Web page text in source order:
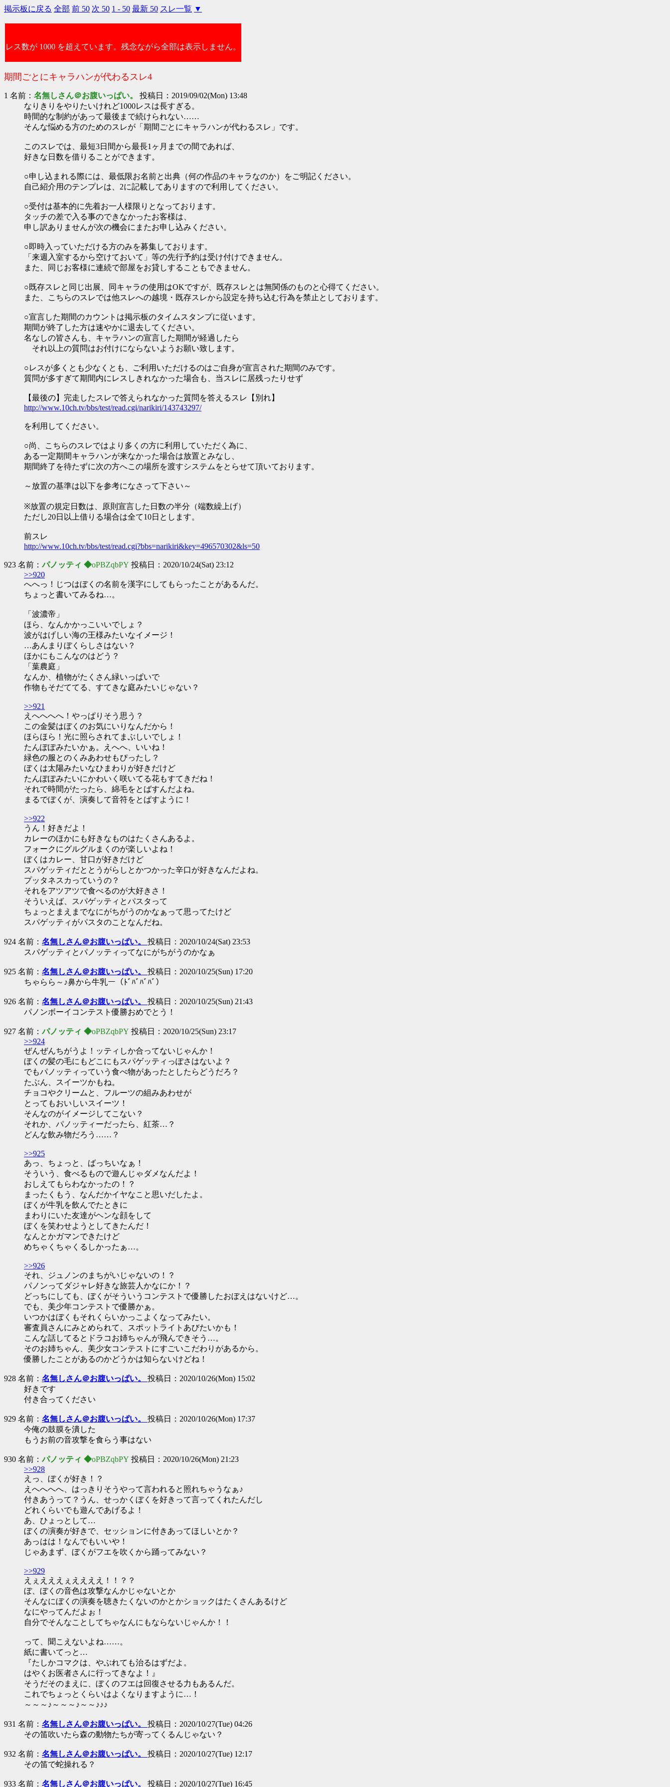
掲示板に戻る 全部 前 50 次 50 1 - 50 最新 50 スレ一覧 ▼
レス数が 1000 を超えています。残念ながら全部は表示しません。
期間ごとにキャラハンが代わるスレ4
1 名前： 名無しさん＠お腹いっぱい。 投稿日：2019/09/02(Mon) 13:48
なりきりをやりたいけれど1000レスは長すぎる。
時間的な制約があって最後まで続けられない……
そんな悩める方のためのスレが「期間ごとにキャラハンが代わるスレ」です。
このスレでは、最短3日間から最長1ヶ月までの間であれば、
好きな日数を借りることができます。
○申し込まれる際には、最低限お名前と出典（何の作品のキャラなのか）をご明記ください。
自己紹介用のテンプレは、2に記載してありますので利用してください。
○受付は基本的に先着お一人様限りとなっております。
タッチの差で入る事のできなかったお客様は、
申し訳ありませんが次の機会にまたお申し込みください。
○即時入っていただける方のみを募集しております。
「来週入室するから空けておいて」等の先行予約は受け付けできません。
また、同じお客様に連続で部屋をお貸しすることもできません。
○既存スレと同じ出展、同キャラの使用はOKですが、既存スレとは無関係のものと心得てください。
また、こちらのスレでは他スレへの越境・既存スレから設定を持ち込む行為を禁止としております。
○宣言した期間のカウントは掲示板のタイムスタンプに従います。
期間が終了した方は速やかに退去してください。
名なしの皆さんも、キャラハンの宣言した期間が経過したら
それ以上の質問はお付けにならないようお願い致します。
○レスが多くとも少なくとも、ご利用いただけるのはご自身が宣言された期間のみです。
質問が多すぎて期間内にレスしきれなかった場合も、当スレに居残ったりせず
【最後の】完走したスレで答えられなかった質問を答えるスレ【別れ】
http://www.10ch.tv/bbs/test/read.cgi/narikiri/143743297/
を利用してください。
○尚、こちらのスレではより多くの方に利用していただく為に、
ある一定期間キャラハンが来なかった場合は放置とみなし、
期間終了を待たずに次の方へこの場所を渡すシステムをとらせて頂いております。
～放置の基準は以下を参考になさって下さい～
※放置の規定日数は、原則宣言した日数の半分（端数繰上げ）
ただし20日以上借りる場合は全て10日とします。
前スレ
http://www.10ch.tv/bbs/test/read.cgi?bbs=narikiri&key=496570302&ls=50
923 名前：パノッティ ◆oPBZqbPY 投稿日：2020/10/24(Sat) 23:12
>>920
へへっ！じつはぼくの名前を漢字にしてもらったことがあるんだ。
ちょっと書いてみるね…。
「波濃帝」
ほら、なんかかっこいいでしょ？
波がはげしい海の王様みたいなイメージ！
…あんまりぼくらしさはない？
ほかにもこんなのはどう？
「葉農庭」
なんか、植物がたくさん緑いっぱいで
作物もそだててる、すてきな庭みたいじゃない？
>>921
えへへへへ！やっぱりそう思う？
この金髪はぼくのお気にいりなんだから！
ほらほら！光に照らされてまぶしいでしょ！
たんぽぽみたいかぁ。えへへ、いいね！
緑色の服とのくみあわせもぴったし？
ぼくは太陽みたいなひまわりが好きだけど
たんぽぽみたいにかわいく咲いてる花もすてきだね！
それで時間がたったら、綿毛をとばすんだよね。
まるでぼくが、演奏して音符をとばすように！
>>922
うん！好きだよ！
カレーのほかにも好きなものはたくさんあるよ。
フォークにグルグルまくのが楽しいよね！
ぼくはカレー、甘口が好きだけど
スパゲッティだととうがらしとかつかった辛口が好きなんだよね。
プッタネスカっていうの？
それをアツアツで食べるのが大好きさ！
そういえば、スパゲッティとパスタって
ちょっとまえまでなにがちがうのかなぁって思ってたけど
スパゲッティがパスタのことなんだね。
924 名前： 名無しさん＠お腹いっぱい。 投稿日：2020/10/24(Sat) 23:53
スパゲッティとパノッティってなにがちがうのかなぁ
925 名前： 名無しさん＠お腹いっぱい。 投稿日：2020/10/25(Sun) 17:20
ちゃらら～♪鼻から牛乳ー（ﾄﾞﾊﾞﾊﾞﾊﾞ）
926 名前： 名無しさん＠お腹いっぱい。 投稿日：2020/10/25(Sun) 21:43
パノンボーイコンテスト優勝おめでとう！
927 名前：パノッティ ◆oPBZqbPY 投稿日：2020/10/25(Sun) 23:17
>>924
ぜんぜんちがうよ！ッティしか合ってないじゃんか！
ぼくの髪の毛にもどこにもスパゲッティっぽさはないよ？
でもパノッティっていう食べ物があったとしたらどうだろ？
たぶん、スイーツかもね。
チョコやクリームと、フルーツの組みあわせが
とってもおいしいスイーツ！
そんなのがイメージしてこない？
それか、パノッティーだったら、紅茶…？
どんな飲み物だろう……？
>>925
あっ、ちょっと、ばっちいなぁ！
そういう、食べるもので遊んじゃダメなんだよ！
おしえてもらわなかったの！？
まったくもう、なんだかイヤなこと思いだしたよ。
ぼくが牛乳を飲んでたときに
まわりにいた友達がヘンな顔をして
ぼくを笑わせようとしてきたんだ！
なんとかガマンできたけど
めちゃくちゃくるしかったぁ…。
>>926
それ、ジュノンのまちがいじゃないの！？
パノンってダジャレ好きな旅芸人かなにか！？
どっちにしても、ぼくがそういうコンテストで優勝したおぼえはないけど…。
でも、美少年コンテストで優勝かぁ。
いつかはぼくもそれくらいかっこよくなってみたい。
審査員さんにみとめられて、スポットライトあびたいかも！
こんな話してるとドラコお姉ちゃんが飛んできそう…。
そのお姉ちゃん、美少女コンテストにすごいこだわりがあるから。
優勝したことがあるのかどうかは知らないけどね！
928 名前： 名無しさん＠お腹いっぱい。 投稿日：2020/10/26(Mon) 15:02
好きです
付き合ってください
929 名前： 名無しさん＠お腹いっぱい。 投稿日：2020/10/26(Mon) 17:37
今俺の鼓膜を潰した
もうお前の音攻撃を食らう事はない
930 名前：パノッティ ◆oPBZqbPY 投稿日：2020/10/26(Mon) 21:23
>>928
えっ、ぼくが好き！？
えへへへへ、はっきりそうやって言われると照れちゃうなぁ♪
付きあうって？うん、せっかくぼくを好きって言ってくれたんだし
どれくらいでも遊んであげるよ！
あ、ひょっとして…
ぼくの演奏が好きで、セッションに付きあってほしいとか？
あっはは！なんでもいいや！
じゃあまず、ぼくがフエを吹くから踊ってみない？
>>929
えぇえええぇええええ！！？？
ぼ、ぼくの音色は攻撃なんかじゃないとか
そんなにぼくの演奏を聴きたくないのかとかショックはたくさんあるけど
なにやってんだよぉ！
自分でそんなことしてちゃなんにもならないじゃんか！！
って、聞こえないよね……。
紙に書いてっと…
『たしかコマクは、やぶれても治るはずだよ。
はやくお医者さんに行ってきなよ！』
そうだそのまえに、ぼくのフエは回復させる力もあるんだ。
これでちょっとくらいはよくなりますように…！
～～～♪～～～♪～～♪♪♪
931 名前： 名無しさん＠お腹いっぱい。 投稿日：2020/10/27(Tue) 04:26
その笛吹いたら森の動物たちが寄ってくるんじゃない？
932 名前： 名無しさん＠お腹いっぱい。 投稿日：2020/10/27(Tue) 12:17
その笛で蛇操れる？
933 名前： 名無しさん＠お腹いっぱい。 投稿日：2020/10/27(Tue) 16:45